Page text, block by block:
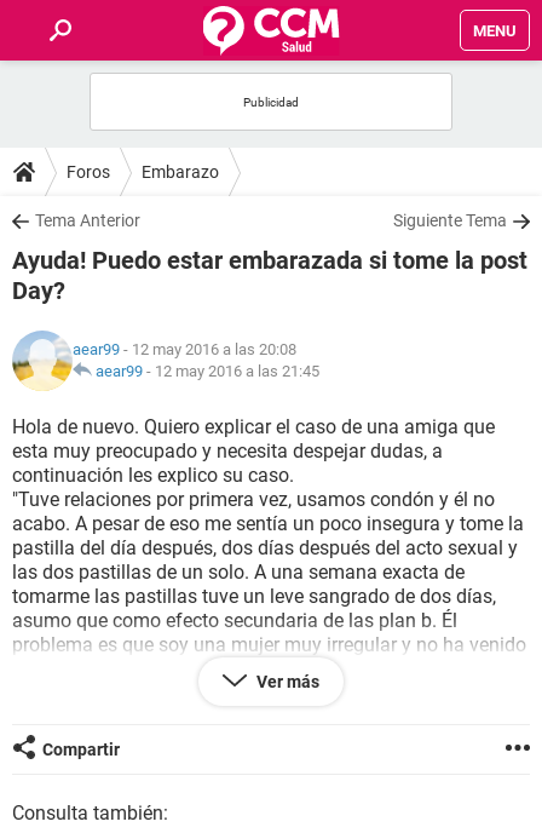
MENU
FOROS
SALUD
FAMILIA
NUTRICIÓN
SEXUALIDAD
GLOSARIO
Foros Embarazo
Tema Anterior Siguiente Tema
Ayuda! Puedo estar embarazada si tome la post
Day?
aear99 - 12 may 2016 a las 20:08
aear99 - 12 may 2016 a las 21:45
Hola de nuevo. Quiero explicar el caso de una amiga que
esta muy preocupado y necesita despejar dudas, a
continuación les explico su caso.
"Tuve relaciones por primera vez, usamos condón y él no
acabo. A pesar de eso me sentía un poco insegura y tome la
pastilla del día después, dos días después del acto sexual y
las dos pastillas de un solo. A una semana exacta de
tomarme las pastillas tuve un leve sangrado de dos días,
asumo que como efecto secundaria de las plan b. Él
problema es que soy una mujer muy irregular y no ha venido
mi periodo y empiezo a desesperarme."
Esto lo dice mi amiga, espero su respuesta esta muy
Ver más
Compartir
Consulta también: